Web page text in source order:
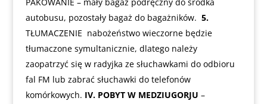
autobusu, pozostały bagaż do bagażników. 5.
TŁUMACZENIE nabożeństwo wieczorne będzie
tłumaczone symultanicznie, dlatego należy
zaopatrzyć się w radyjka ze słuchawkami do odbioru
fal FM lub zabrać słuchawki do telefonów
komórkowych. IV. POBYT W MEDZIUGORJU –